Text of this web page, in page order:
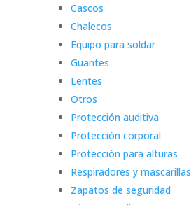
Cascos
Chalecos
Equipo para soldar
Guantes
Lentes
Otros
Protección auditiva
Protección corporal
Protección para alturas
Respiradores y mascarillas
Zapatos de seguridad